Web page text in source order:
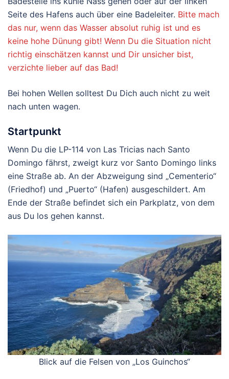
Seite des Hafens auch über eine Badeleiter. Bitte mach
das nur, wenn das Wasser absolut ruhig ist und es
keine hohe Dünung gibt! Wenn Du die Situation nicht
richtig einschätzen kannst und Dir unsicher bist,
verzichte lieber auf das Bad!
Bei hohen Wellen solltest Du Dich auch nicht zu weit
nach unten wagen.
Startpunkt
Wenn Du die LP-114 von Las Tricias nach Santo
Domingo fährst, zweigt kurz vor Santo Domingo links
eine Straße ab. An der Abzweigung sind „Cementerio“
(Friedhof) und „Puerto“ (Hafen) ausgeschildert. Am
Ende der Straße befindet sich ein Parkplatz, von dem
aus Du los gehen kannst.
Blick auf die Felsen von „Los Guinchos“